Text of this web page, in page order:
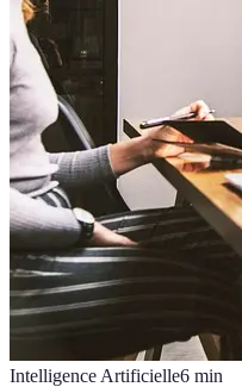
Intelligence Artificielle6 min